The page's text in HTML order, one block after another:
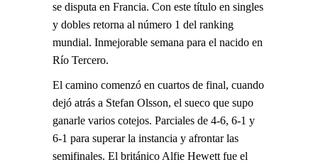
se disputa en Francia. Con este título en singles
y dobles retorna al número 1 del ranking
mundial. Inmejorable semana para el nacido en
Río Tercero.
El camino comenzó en cuartos de final, cuando
dejó atrás a Stefan Olsson, el sueco que supo
ganarle varios cotejos. Parciales de 4-6, 6-1 y
6-1 para superar la instancia y afrontar las
semifinales. El británico Alfie Hewett fue el